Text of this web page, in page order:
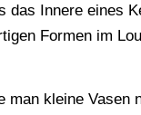
das Innere eines
Formen im
kleine